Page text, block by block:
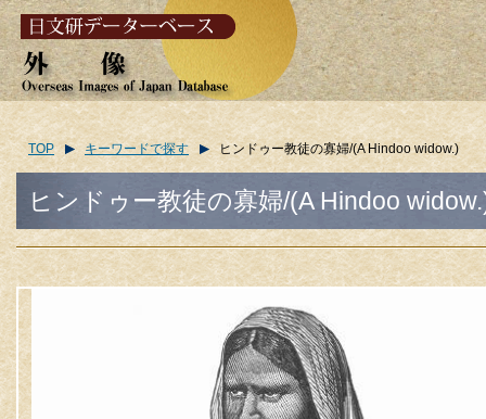
TOP キーワードで探す ヒンドゥー教徒の寡婦/(A Hindoo widow.)
ヒンドゥー教徒の寡婦/(A Hindoo